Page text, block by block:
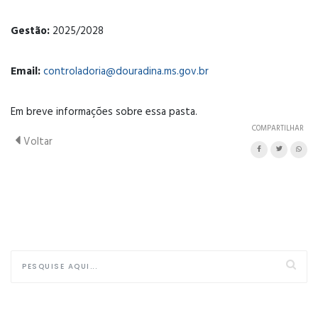
Gestão: 2025/2028
Email:controladoria@douradina.ms.gov.br
Em breve informações sobre essa pasta.
Voltar
COMPARTILHAR